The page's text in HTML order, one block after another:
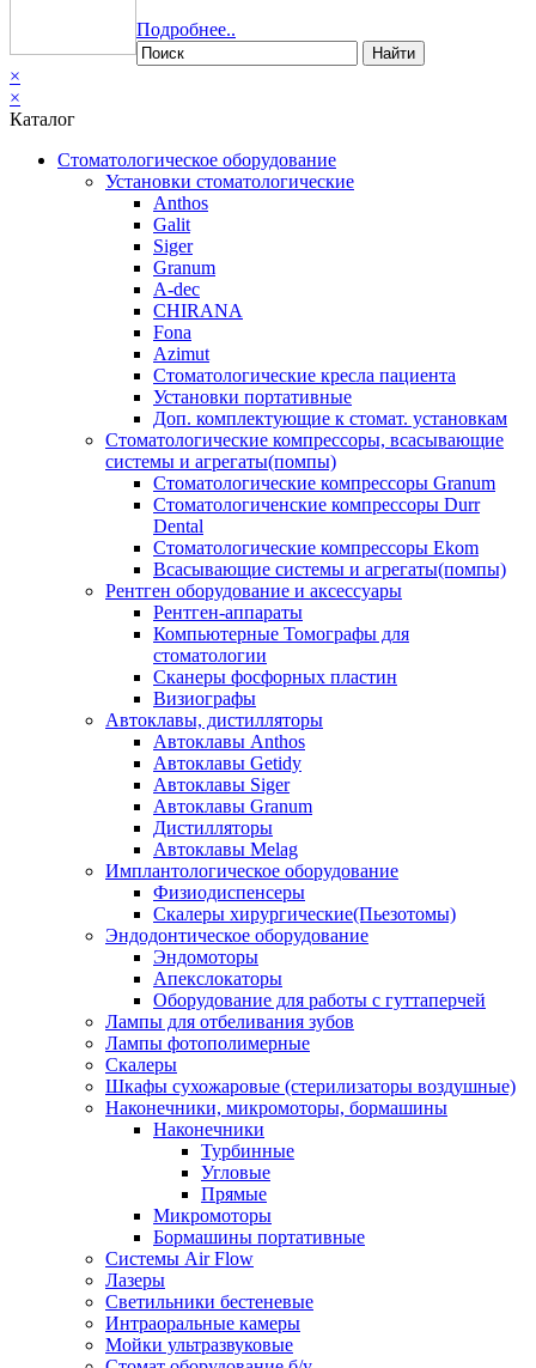
Подробнее..
Найти
×
×
Каталог
Стоматологическое оборудование
Установки стоматологические
Anthos
Galit
Siger
Granum
A-dec
CHIRANA
Fona
Azimut
Стоматологические кресла пациента
Установки портативные
Доп. комплектующие к стомат. установкам
Стоматологические компрессоры, всасывающие
системы и агрегаты(помпы)
Стоматологические компрессоры Granum
Стоматологиченские компрессоры Durr
Dental
Стоматологические компрессоры Ekom
Всасывающие системы и агрегаты(помпы)
Рентген оборудование и аксессуары
Рентген-аппараты
Компьютерные Томографы для
стоматологии
Сканеры фосфорных пластин
Визиографы
Автоклавы, дистилляторы
Автоклавы Anthos
Автоклавы Getidy
Автоклавы Siger
Автоклавы Granum
Дистилляторы
Автоклавы Melag
Имплантологическое оборудование
Физиодиспенсеры
Скалеры хирургические(Пьезотомы)
Эндодонтическое оборудование
Эндомоторы
Апекслокаторы
Оборудование для работы с гуттаперчей
Лампы для отбеливания зубов
Лампы фотополимерные
Скалеры
Шкафы сухожаровые (стерилизаторы воздушные)
Наконечники, микромоторы, бормашины
Наконечники
Турбинные
Угловые
Прямые
Микромоторы
Бормашины портативные
Системы Air Flow
Лазеры
Светильники бестеневые
Интраоральные камеры
Мойки ультразвуковые